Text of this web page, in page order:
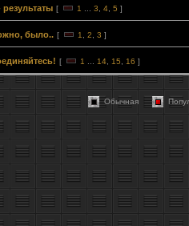
[ 1 3 4 5 ]
было.. [ 1 2 3 ]
[ 1 14 15 16 ]
Обычная